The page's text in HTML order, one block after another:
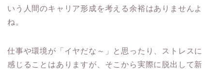
いう人間のキャリア形成を考える余裕はありませんよ
ね。
仕事や環境が「イヤだな～」と思ったり、ストレスに
感じることはありますが、そこから実際に脱出して新